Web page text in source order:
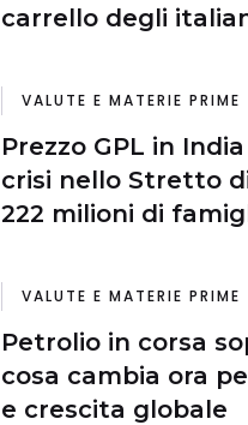
carrello degli
VALUTE E MATERIE PRIME
Prezzo GPL in
crisi nello Stretto
222 milioni di
VALUTE E MATERIE PRIME
Petrolio in corsa
cosa cambia ora
e crescita globale